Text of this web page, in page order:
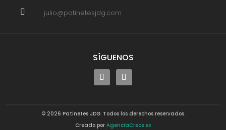
 julio@patinetesjdg.com
SÍGUENOS
© 2026 Patinetes JDG. Todos los derechos reservados.
Creado por AgenciaCrece.es